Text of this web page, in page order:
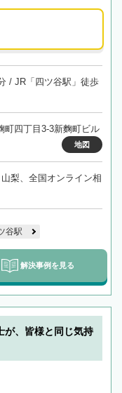
/ JR「四ツ谷駅」徒歩
町四丁目3-3新麴町ビル
地図
梨、全国オンライン相
谷駅
解決事例を見る
が、皆様と同じ気持